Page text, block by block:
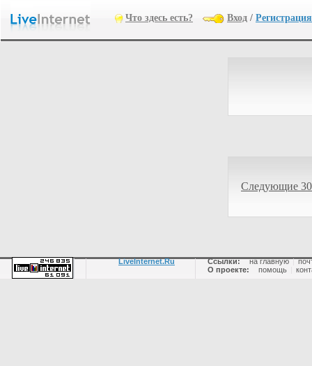
Что здесь есть? Вход / Регистрация
Следующие
LiveInternet.Ru Ссылки: на главную |
О проекте:
помощь